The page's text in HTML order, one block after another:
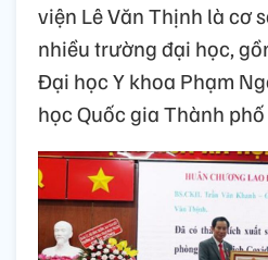
viện Lê Văn Thịnh là cơ
nhiều trường đại học,
Đại học Y khoa Phạm
học Quốc gia Thành